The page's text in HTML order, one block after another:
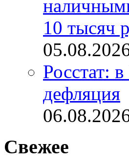
10 тысяч
Росстат:
дефляция
Свежее